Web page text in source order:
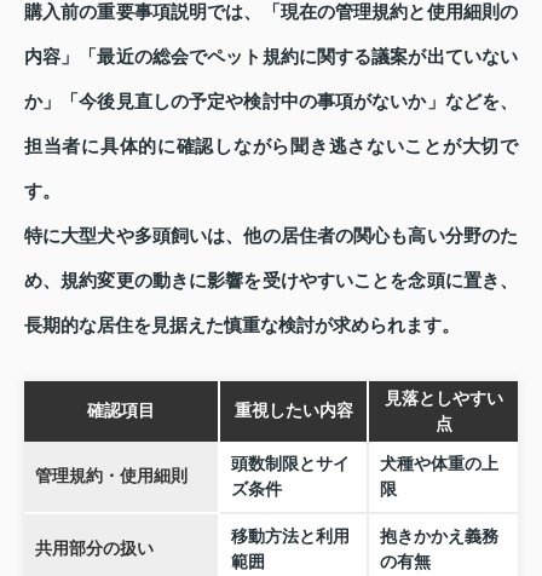
購入前の重要事項説明では、「現在の管理規約と使用細則の
内容」「最近の総会でペット規約に関する議案が出ていない
か」「今後見直しの予定や検討中の事項がないか」などを、
担当者に具体的に確認しながら聞き逃さないことが大切で
す。
特に大型犬や多頭飼いは、他の居住者の関心も高い分野のた
め、規約変更の動きに影響を受けやすいことを念頭に置き、
長期的な居住を見据えた慎重な検討が求められます。
確認項目 重視したい内容
見落としやすい
点
管理規約・使用細則
頭数制限とサイ
ズ条件
犬種や体重の上
限
共用部分の扱い
移動方法と利用
範囲
抱きかかえ義務
の有無